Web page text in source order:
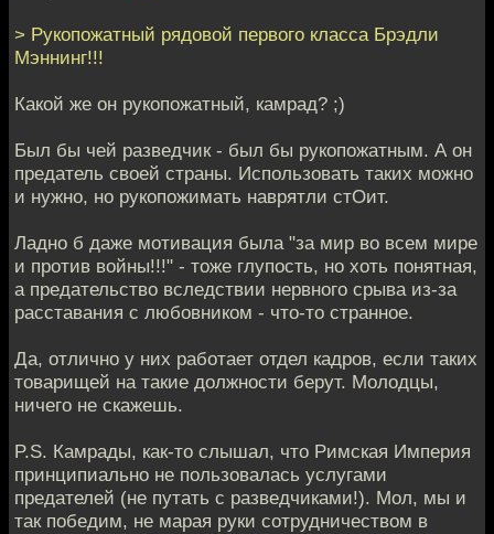
> Рукопожатный рядовой первого класса Брэдли
Мэннинг!!!
Какой же он рукопожатный, камрад? ;)
Был бы чей разведчик - был бы рукопожатным. А он
предатель своей страны. Использовать таких можно
и нужно, но рукопожимать наврятли стОит.
Ладно б даже мотивация была "за мир во всем мире
и против войны!!!" - тоже глупость, но хоть понятная,
а предательство вследствии нервного срыва из-за
расставания с любовником - что-то странное.
Да, отлично у них работает отдел кадров, если таких
товарищей на такие должности берут. Молодцы,
ничего не скажешь.
P.S. Камрады, как-то слышал, что Римская Империя
принципиально не пользовалась услугами
предателей (не путать с разведчиками!). Мол, мы и
так победим, не марая руки сотрудничеством в